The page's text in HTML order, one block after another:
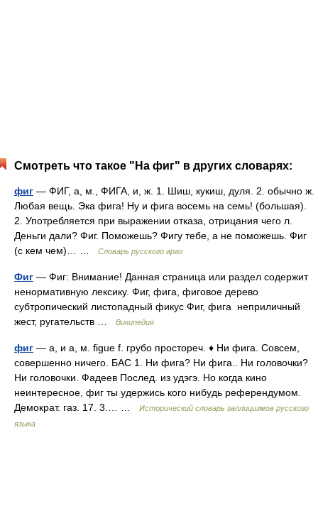
Смотреть что такое "На фиг" в других словарях:
фиг — ФИГ, а, м., ФИГА, и, ж. 1. Шиш, кукиш, дуля. 2. обычно ж.
Любая вещь. Эка фига! Ну и фига восемь на семь! (большая).
2. Употребляется при выражении отказа, отрицания чего л.
Деньги дали? Фиг. Поможешь? Фигу тебе, а не поможешь. Фиг
(с кем чем)… …
Словарь русского арго
Фиг — Фиг: Внимание! Данная страница или раздел содержит
ненормативную лексику. Фиг, фига, фиговое дерево
субтропический листопадный фикус Фиг, фига неприличный
жест, ругательств …
Википедия
фиг — а, и а, м. figue f. грубо простореч. ♦ Ни фига. Совсем,
совершенно ничего. БАС 1. Ни фига? Ни фига.. Ни головочки?
Ни головочки. Фадеев Послед. из удэгэ. Но когда кино
неинтересное, фиг ты удержись кого нибудь референдумом.
Демократ. газ. 17. 3.… …
Исторический словарь галлицизмов русского
языка